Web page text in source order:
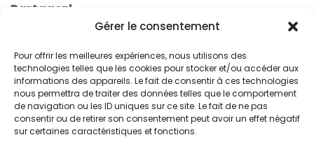
Gérer le consentement
Pour offrir les meilleures expériences, nous utilisons des
technologies telles que les cookies pour stocker et/ou accéder aux
informations des appareils. Le fait de consentir à ces technologies
nous permettra de traiter des données telles que le comportement
de navigation ou les ID uniques sur ce site. Le fait de ne pas
consentir ou de retirer son consentement peut avoir un effet négatif
sur certaines caractéristiques et fonctions.
Partagez!
© 2024. Free Devis Factures